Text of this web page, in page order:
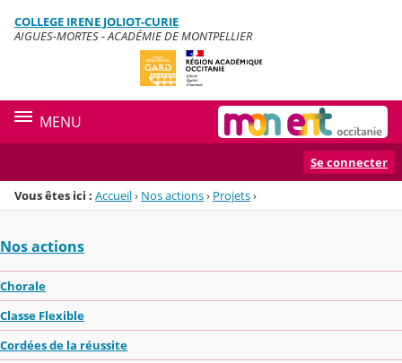
Menu de la rubrique
Contenu
COLLEGE IRENE JOLIOT-CURIE
AIGUES-MORTES - ACADÉMIE DE MONTPELLIER
MENU
Se connecter
Vous êtes ici : Accueil› Nos actions› Projets›
Nos actions
Chorale
Classe Flexible
Cordées de la réussite